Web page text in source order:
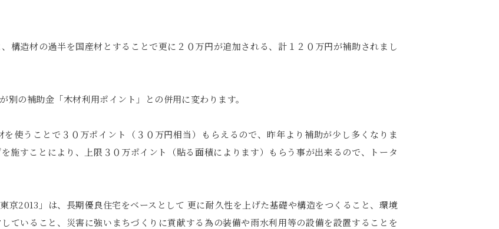
構造材の過半を国産材とすることで更に２０万円が追加される、計１２０万円が補助されまし
の補助金「木材利用ポイント」との併用に変わります。
使うことで３０万ポイント（３０万円相当）もらえるので、昨年より補助が少し多くなりま
施すことにより、上限３０万ポイント（貼る面積によります）もらう事が出来るので、トータ
京2013」は、長期優良住宅をベースとして 更に耐久性を上げた基礎や構造をつくること、環境
ていること、災害に強いまちづくりに貢献する為の装備や雨水利用等の設備を設置することを